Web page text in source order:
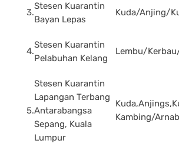
3.
Stesen Kuarantin
Bayan Lepas
Kuda/Anjing/
4.
Stesen Kuarantin
Pelabuhan Kelang
Lembu/
5.
Stesen Kuarantin
Lapangan Terbang
Antarabangsa
Sepang, Kuala
Lumpur
Kambing/